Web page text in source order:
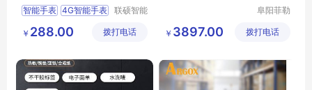
智能手表 4G智能手表
心脑血管疾病预警手表
联硕智能
有限公司
￥ 288.00 拨打电话
阜阳菲勒
公司
￥ 3897.00 拨打电话